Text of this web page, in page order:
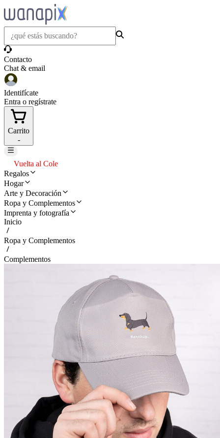
Contacto
Chat & email
Identifícate
Entra o regístrate
Carrito
-
Vuelta al Cole
Regalos
Hogar
Arte y Decoración
Ropa y Complementos
Imprenta y fotografía
Inicio
Ropa y Complementos
Complementos